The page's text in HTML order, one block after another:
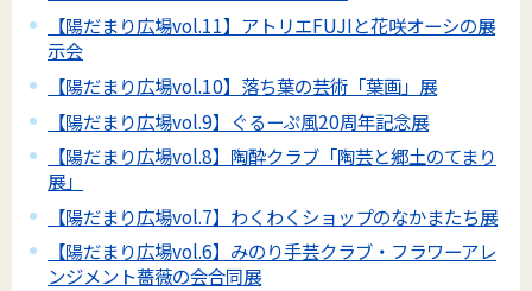
【陽だまり広場vol.11】アトリエFUJIと花咲オーシの展
示会
【陽だまり広場vol.10】落ち葉の芸術「葉画」展
【陽だまり広場vol.9】ぐるーぷ風20周年記念展
【陽だまり広場vol.8】陶酔クラブ「陶芸と郷土のてまり
展」
【陽だまり広場vol.7】わくわくショップのなかまたち展
【陽だまり広場vol.6】みのり手芸クラブ・フラワーアレ
ンジメント薔薇の会合同展